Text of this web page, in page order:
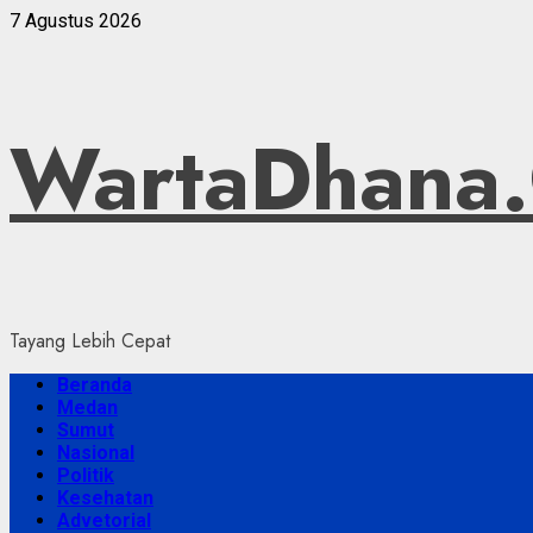
Skip
7 Agustus 2026
Tayang Lebih Cepat
Primary
Menu
Beranda
Medan
Sumut
Nasional
Politik
Kesehatan
Advetorial